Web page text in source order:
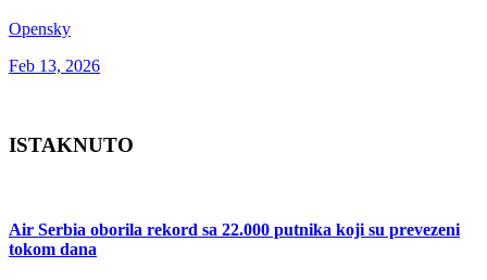
Opensky
Feb 13, 2026
ISTAKNUTO
Air Serbia oborila rekord sa 22.000 putnika koji su prevezeni
tokom dana